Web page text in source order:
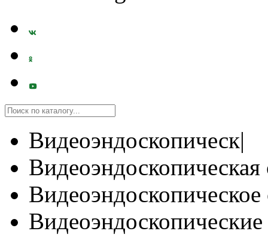
Видеоэндоскопическ|
Видеоэндоскопическая